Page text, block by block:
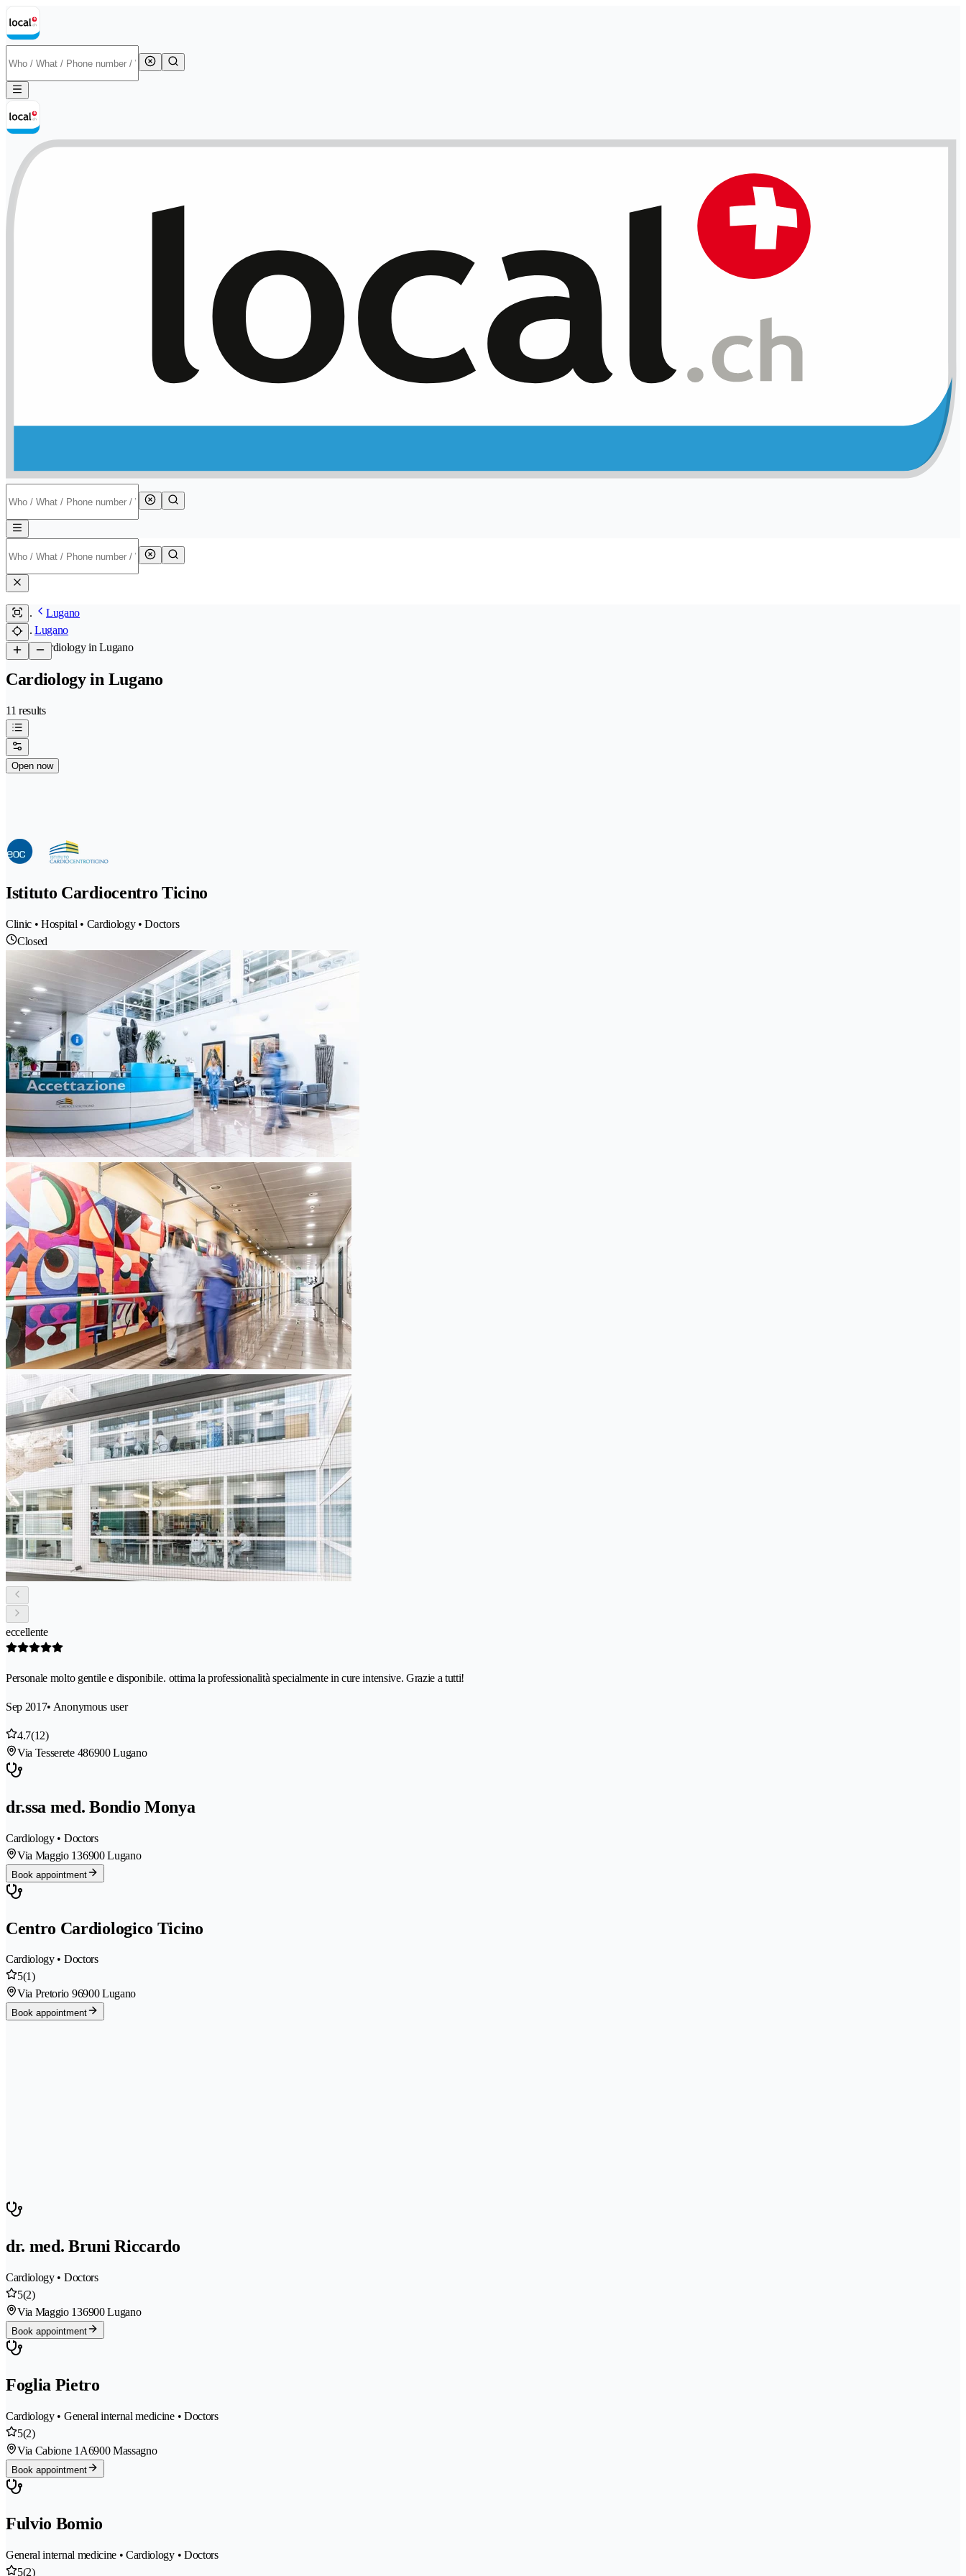
Lugano
Lugano
/Cardiology in Lugano
Cardiology in Lugano
11 results
Open now
Istituto Cardiocentro Ticino
Clinic • Hospital • Cardiology • Doctors
Closed
eccellente
Personale molto gentile e disponibile. ottima la professionalità specialmente in cure intensive. Grazie a tutti!
Sep 2017• Anonymous user
4.7(12)
Via Tesserete 486900 Lugano
dr.ssa med. Bondio Monya
Cardiology • Doctors
Via Maggio 136900 Lugano
Book appointment
Centro Cardiologico Ticino
Cardiology • Doctors
5(1)
Via Pretorio 96900 Lugano
Book appointment
dr. med. Bruni Riccardo
Cardiology • Doctors
5(2)
Via Maggio 136900 Lugano
Book appointment
Foglia Pietro
Cardiology • General internal medicine • Doctors
5(2)
Via Cabione 1A6900 Massagno
Book appointment
Fulvio Bomio
General internal medicine • Cardiology • Doctors
5(2)